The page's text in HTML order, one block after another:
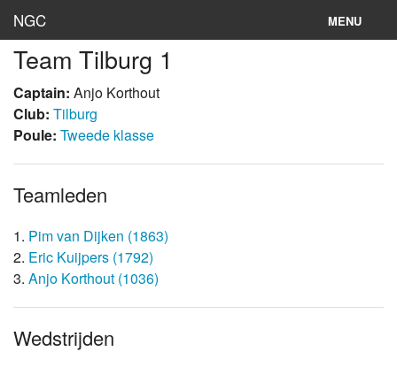
NGC MENU
Inloggen
Stand
Rooster
Lokaties
Archief
Team Tilburg 1
Captain: Anjo Korthout
Club: Tilburg
Poule: Tweede klasse
Teamleden
1. Pim van Dijken (1863)
2. Eric Kuijpers (1792)
3. Anjo Korthout (1036)
Wedstrijden